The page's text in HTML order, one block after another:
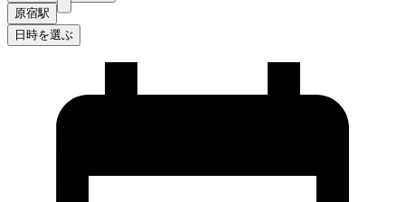
原宿駅
日時を選ぶ